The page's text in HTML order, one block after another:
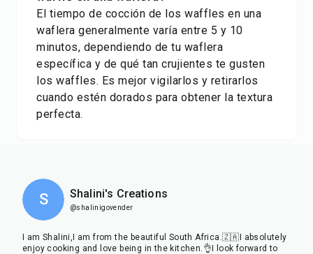
El tiempo de cocción de los waffles en una
waflera generalmente varía entre 5 y 10
minutos, dependiendo de tu waflera
específica y de qué tan crujientes te gusten
los waffles. Es mejor vigilarlos y retirarlos
cuando estén dorados para obtener la textura
perfecta.
S Shalini's Creations
@shalinigovender
I am Shalini,I am from the beautiful South Africa.🇿🇦I absolutely
enjoy cooking and love being in the kitchen.👌I look forward to